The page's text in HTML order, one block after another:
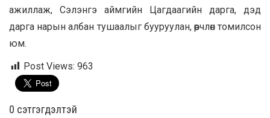
ажиллаж, Сэлэнгэ аймгийн Цагдаагийн дарга, дэд
дарга нарын албан тушаалыг бууруулан, өөрчлөн томилсон
юм.
Post Views: 963
0 cэтгэгдэлтэй